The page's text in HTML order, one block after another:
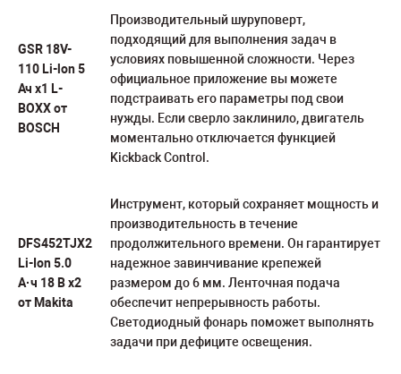
GSR 18V-
110 Li-lon 5
Ач x1 L-
BOXXот
BOSCH
Производительный шуруповерт,
подходящий для выполнения задач в
условиях повышенной сложности. Через
официальное приложение вы можете
подстраивать его параметры под свои
нужды. Если сверло заклинило, двигатель
моментально отключается функцией
Kickback Control.
DFS452TJX2
Li-Ion 5.0
А·ч 18 В х2
от Makita
Инструмент, который сохраняет мощность и
производительность в течение
продолжительного времени. Он гарантирует
надежное завинчивание крепежей
размером до 6 мм. Ленточная подача
обеспечит непрерывность работы.
Светодиодный фонарь поможет выполнять
задачи при дефиците освещения.